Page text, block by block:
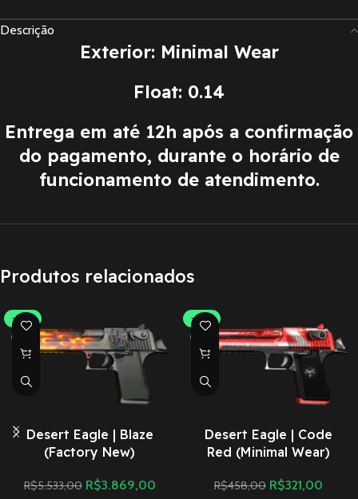
Descrição
Exterior: Minimal Wear
Float: 0.14
Entrega em até 12h após a confirmação
do pagamento, durante o horário de
funcionamento de atendimento.
Produtos relacionados
-30%
Desert Eagle | Blaze
(Factory New)
R$5.533,00 R$3.869,00
-30%
Desert Eagle | Code
Red (Minimal Wear)
R$458,00 R$321,00